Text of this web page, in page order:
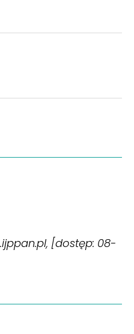
[dostęp: 08-